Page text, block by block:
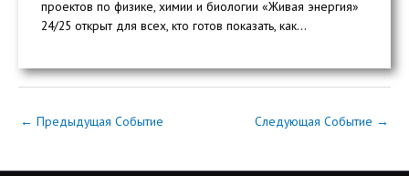
проектов по физике, химии и биологии «Живая энергия»
24/25 открыт для всех, кто готов показать, как...
← Предыдущая Событие Следующая Событие →